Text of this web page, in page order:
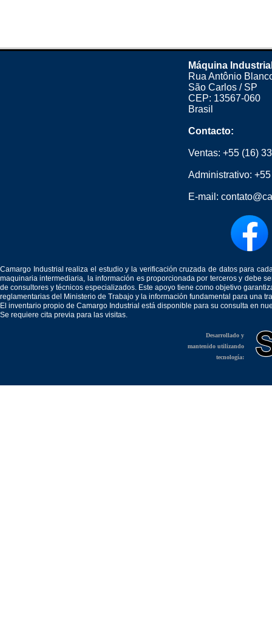
Máquina
Rua Antônio
São Carlos / SP
CEP: 13567-060
Brasil
Contacto:
Ventas: +55 (16)
Administrativo:
E-mail:
Camargo Industrial realiza el estudio y la verificación cruzada de datos para
maquinaria intermediaria, la información es proporcionada por terceros y debe
de consultores y técnicos especializados. Este apoyo tiene como objetivo
reglamentarias del Ministerio de Trabajo y la información fundamental para una
El inventario propio de Camargo Industrial está disponible para su consulta en
Se requiere cita previa para las visitas.
Desarrollado y
mantenido utilizando
tecnología: